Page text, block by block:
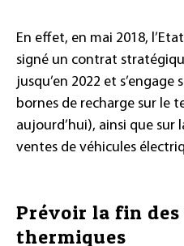
En effet, en mai 2018,
signé un contrat
jusqu’en 2022 et s’engage
bornes de recharge sur le
aujourd’hui), ainsi que
ventes de véhicules
Prévoir la fin
thermiques